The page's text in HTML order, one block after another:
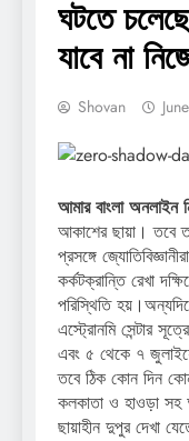
ঘটতে
যাবে না
Shovan
আমার বাংলা অনলাইন
আকাশের ছায়া। তবে
প্রসঙ্গে
কর্কটক্রান্তি রেখা
পরিস্থিতি
এস্ট্রোনমি সেন্টার
এবং ৫ থেকে ৭
তবে ঠিক কোন দিন
কলকাতা ও হাওড়া সহ
ছায়াহীন দুপুর দেখা